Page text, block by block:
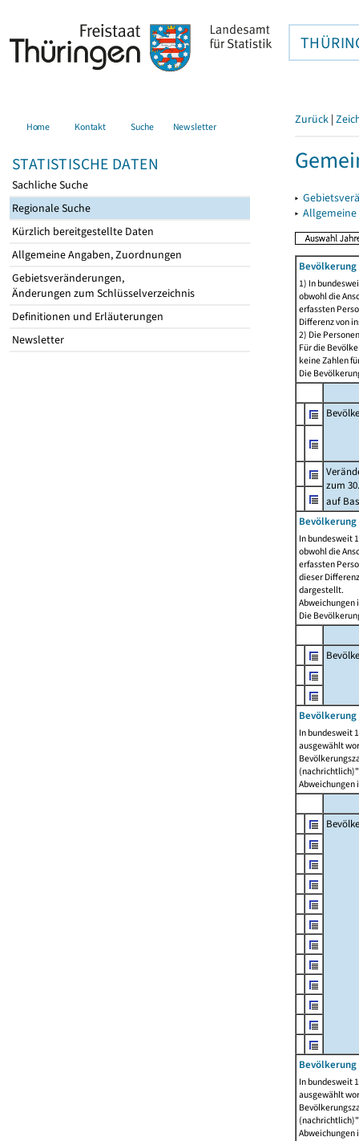
Home Kontakt Suche Newsletter
STATISTISCHE DATEN
Sachliche Suche
Regionale Suche
Kürzlich bereitgestellte Daten
Allgemeine Angaben, Zuordnungen
Gebietsveränderungen,
Änderungen zum Schlüsselverzeichnis
Definitionen und Erläuterungen
Newsletter
Zurück |
▸
▸
1) In
obwohl die
erfassten
Differenz von
2) Die
Für die
keine Zahlen
Die
zum
auf
Bevölkerung
In bundesweit
obwohl die
erfassten
dieser
dargestellt.
Abweichungen
Die
In bundesweit
ausgewählt
Abweichungen
In bundesweit
ausgewählt
Abweichungen